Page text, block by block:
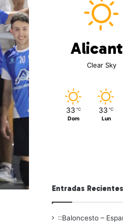
Clear Sky
33 ℃
Dom
33 ℃
Lun
Entradas Recientes
::Baloncesto –